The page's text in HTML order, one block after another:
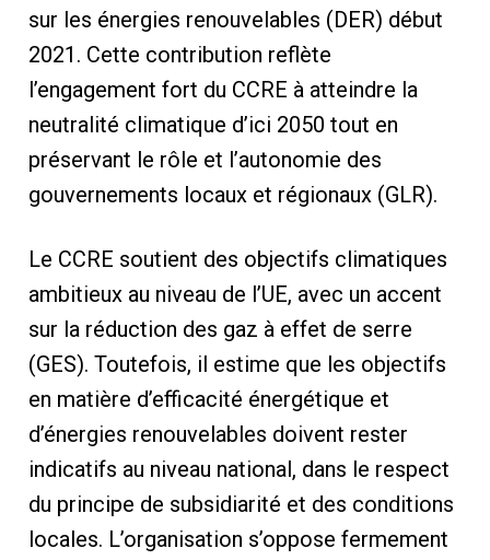
sur les énergies renouvelables (DER) début
2021. Cette contribution reflète
l’engagement fort du CCRE à atteindre la
neutralité climatique d’ici 2050 tout en
préservant le rôle et l’autonomie des
gouvernements locaux et régionaux (GLR).
Le CCRE soutient des objectifs climatiques
ambitieux au niveau de l’UE, avec un accent
sur la réduction des gaz à effet de serre
(GES). Toutefois, il estime que les objectifs
en matière d’efficacité énergétique et
d’énergies renouvelables doivent rester
indicatifs au niveau national, dans le respect
du principe de subsidiarité et des conditions
locales. L’organisation s’oppose fermement